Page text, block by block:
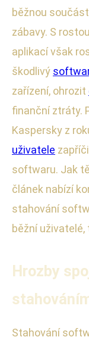
běžnou
zábavy. S
aplikací však
škodlivý
zařízení, ohrozit
finanční ztráty.
Kaspersky z
uživatele
softwaru. Jak
článek nabízí
stahování
běžní
Hrozby
Stahování